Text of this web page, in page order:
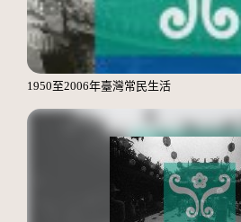
1950至2006年臺灣常民生活